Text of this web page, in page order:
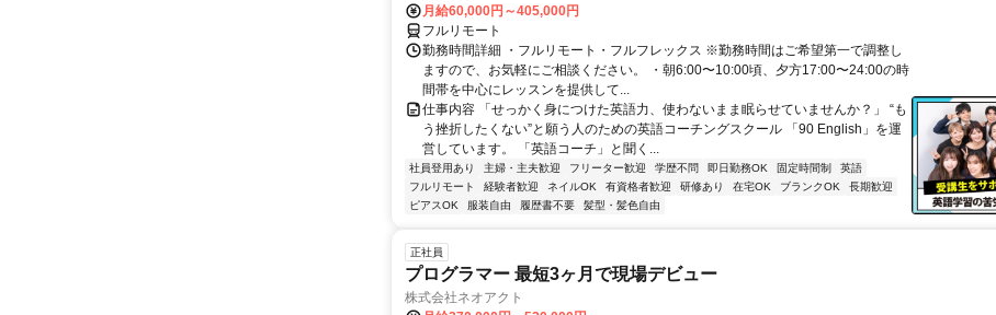
月給60,000円～405,000円
フルリモート
勤務時間詳細 ・フルリモート・フルフレックス ※勤務時間はご希望第一で調整し
ますので、お気軽にご相談ください。 ・朝6:00〜10:00頃、夕方17:00〜24:00の時
間帯を中心にレッスンを提供して...
仕事内容 「せっかく身につけた英語力、使わないまま眠らせていませんか？」 “も
う挫折したくない”と願う人のための英語コーチングスクール 「90 English」を運
営しています。 「英語コーチ」と聞く...
社員登用あり 主婦・主夫歓迎 フリーター歓迎 学歴不問 即日勤務OK 固定時間制
英語
フルリモート
経験者歓迎 ネイルOK 有資格者歓迎 研修あり 在宅OK ブランクOK
長期歓迎
ピアスOK
服装自由 履歴書不要 髪型・髪色自由
正社員
プログラマー 最短3ヶ月で現場デビュー
株式会社ネオアクト